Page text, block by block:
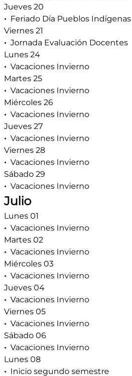
Jueves 20
Feriado Día Pueblos Indígenas
Viernes 21
Jornada Evaluación Docentes
Lunes 24
Vacaciones Invierno
Martes 25
Vacaciones Invierno
Miércoles 26
Vacaciones Invierno
Jueves 27
Vacaciones Invierno
Viernes 28
Vacaciones Invierno
Sábado 29
Vacaciones Invierno
Julio
Lunes 01
Vacaciones Invierno
Martes 02
Vacaciones Invierno
Miércoles 03
Vacaciones Invierno
Jueves 04
Vacaciones Invierno
Viernes 05
Vacaciones Invierno
Sábado 06
Vacaciones Invierno
Lunes 08
Inicio segundo semestre